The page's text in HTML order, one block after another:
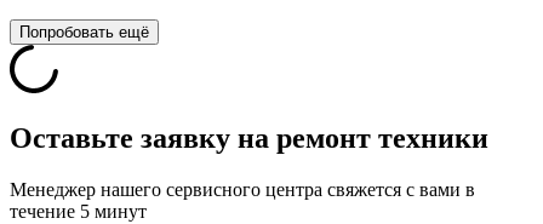
Попробовать ещё
Оставьте заявку на ремонт техники
Менеджер нашего сервисного центра свяжется с вами в
течение 5 минут